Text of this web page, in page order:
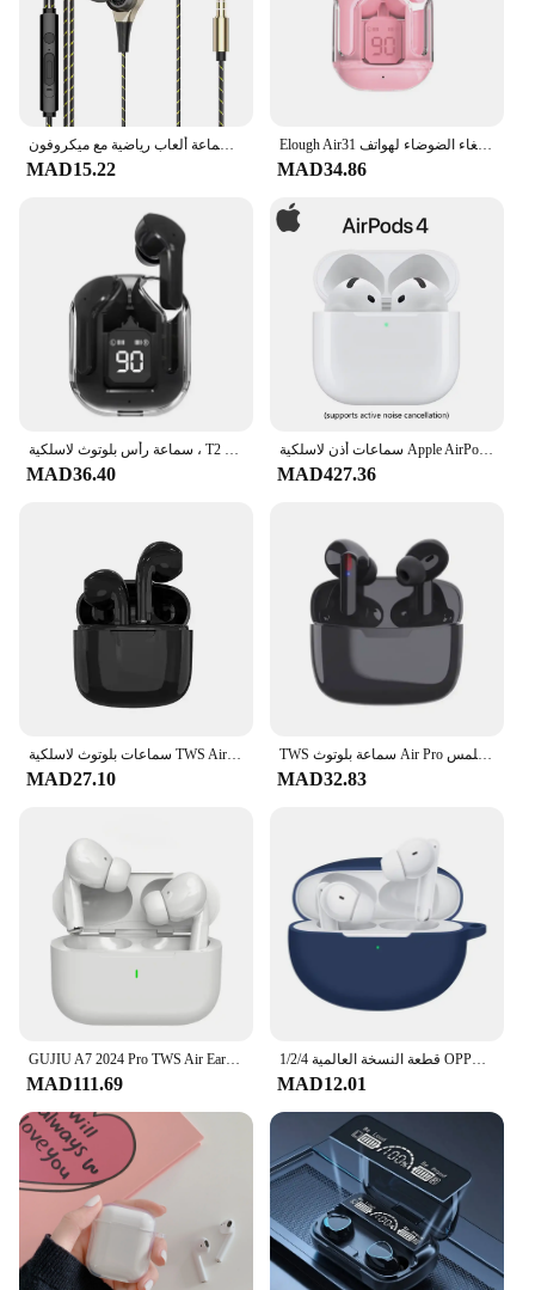
سماعة أذن سلكية داخل الأذن سماعات أذن باس لهاتف آيفون 7 وسامسونج وهواوي وشاومي 3.5 ملم سماعة ألعاب رياضية مع ميكروفون
MAD15.22
Elough Air31 شاشة رقمية شفافة سماعة رأس بخاصية البلوتوث 5.0 سماعة ألعاب رياضية مزودة بخاصية إلغاء الضوضاء لهواتف Android والهواتف
MAD34.86
سماعة رأس بلوتوث لاسلكية ، T2 TWS ، سماعات رأس ENC شفافة ، شاشة رقمية تعمل بالطاقة LED ، سماعات أذن صوت ستيريو لجميع الهواتف الذكية
MAD36.40
سماعات أذن لاسلكية Apple AirPods 4، مع خاصية إلغاء الضوضاء النشطة، الصوت التكيفي، وضع الشفافية، الصوت المكاني، الشحن اللاسلكي
MAD427.36
سماعات بلوتوث لاسلكية TWS Air Pro تعمل باللمس مع ميكروفون لاسلكي لهاتف iPhone Xiaomi
MAD27.10
TWS سماعة بلوتوث Air Pro سماعة لاسلكية صوت إلغاء الضوضاء سماعات أذن بلوتوث تعمل باللمس
MAD32.83
MAD111.69
1/2/4 قطعة النسخة العالمية OPPO Enco Free 2 TWS سماعة لاسلكية 5.2 سماعات أذن 3 ميكروفون إلغاء الضوضاء IP54
MAD12.01